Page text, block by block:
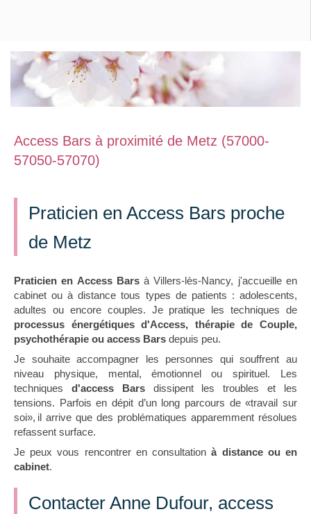
Access Bars à proximité de Metz (57000-
57050-57070)
Praticien en Access Bars proche
de Metz
Praticien en Access Barsà Villers-lès-Nancy, j'accueille en
cabinet ou à distance tous types de patients : adolescents,
adultes ou encore couples. Je pratique les techniques de
processus énergétiques d'Access, thérapie de Couple,
psychothérapie ou access Bars depuis peu.
Je souhaite accompagner les personnes qui souffrent au
niveau physique, mental, émotionnel ou spirituel. Les
techniques d'access Barsdissipent les troubles et les
tensions. Parfois en dépit d’un long parcours de «travail sur
soi», il arrive que des problématiques apparemment résolues
refassent surface.
Je peux vous rencontrer en consultationà distance ou en
cabinet.
Contacter Anne Dufour, access